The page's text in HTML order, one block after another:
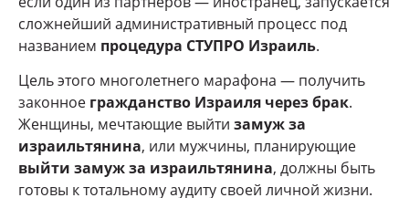
сложнейший административный процесс под
названием процедура СТУПРО Израиль.
Цель этого многолетнего марафона — получить
законное гражданство Израиля через брак.
Женщины, мечтающие выйти замуж за
израильтянина, или мужчины, планирующие
выйти замуж за израильтянина, должны быть
готовы к тотальному аудиту своей личной жизни.